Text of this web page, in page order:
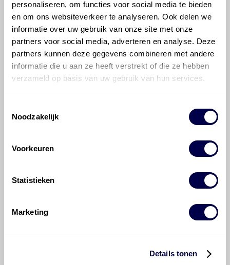
personaliseren, om functies voor social media te bieden
en om ons websiteverkeer te analyseren. Ook delen we
informatie over uw gebruik van onze site met onze
partners voor social media, adverteren en analyse. Deze
partners kunnen deze gegevens combineren met andere
informatie die u aan ze heeft verstrekt of die ze hebben
verzameld op basis van uw gebruik van hun services.
Noodzakelijk
Voorkeuren
Statistieken
Marketing
Details tonen
Fabrieksvulling Inhoud 9,5 liter
Service vulling Inhoud 3,5-5 liter
700 ATF 6008
Ververs elke 200000 km
de Iveco Daily 33
Welke motorolie adviseert Den Hartog
Hoeveel motorolie gaat er in een Iveco